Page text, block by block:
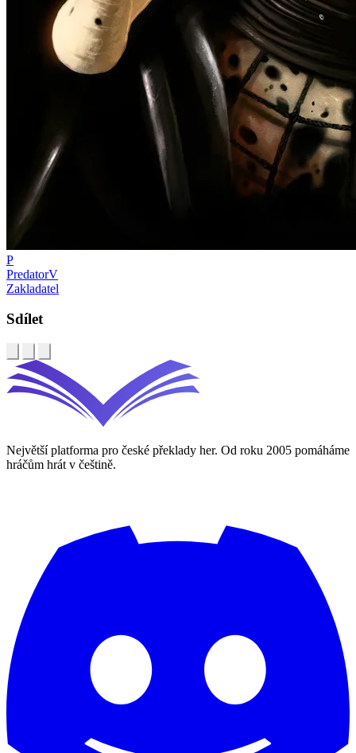
P
PredatorV
Zakladatel
Sdílet
Největší platforma pro české překlady her. Od roku 2005 pomáháme
hráčům hrát v češtině.